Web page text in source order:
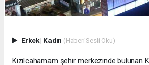
Erkek| Kadın (Haberi Sesli Oku)
Kızılcahamam şehir merkezinde bulunan